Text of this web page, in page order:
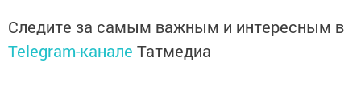
Следите за самым важным и интересным в
Telegram-канале Татмедиа